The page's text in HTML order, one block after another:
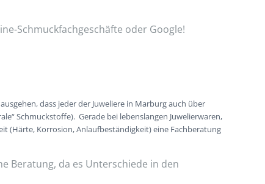
Schmuckfachgeschäfte oder Google!
dass jeder der Juweliere in Marburg auch über
Schmuckstoffe). Gerade bei lebenslangen Juwelierwaren,
(Härte, Korrosion, Anlaufbeständigkeit) eine Fachberatung
Beratung, da es Unterschiede in den